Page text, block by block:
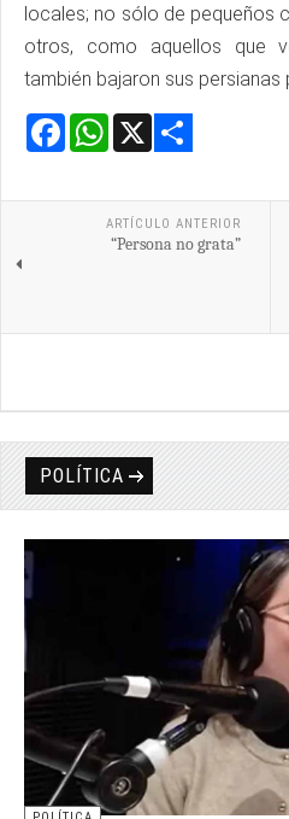
locales; no sólo de pequeños
otros, como aquellos que
también bajaron sus persianas
Facebook
WhatsApp
ARTÍCULO ANTERIOR
“Persona no grata”
POLÍTICA